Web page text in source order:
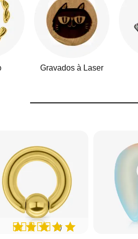
Gravados à Laser
(1)